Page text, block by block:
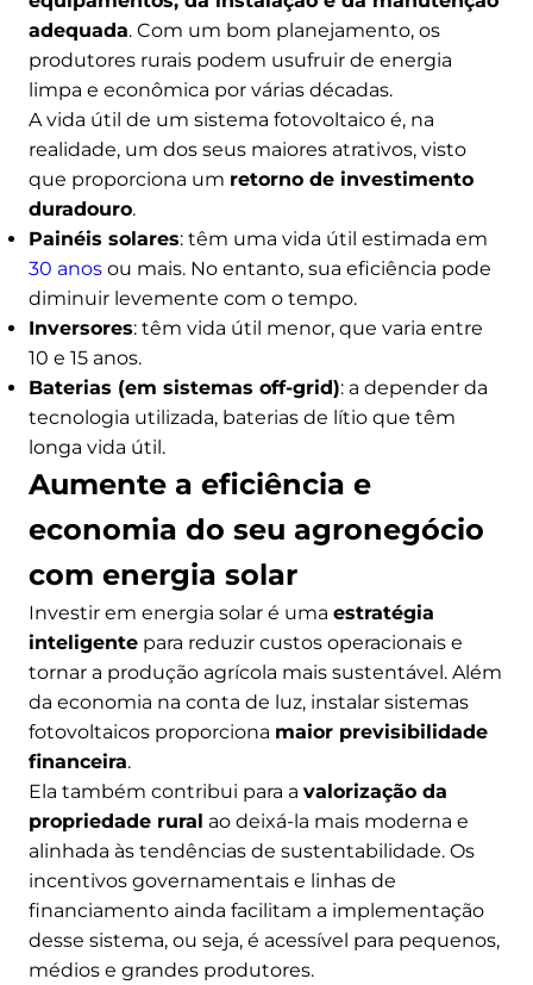
adequada. Com um bom planejamento, os
produtores rurais podem usufruir de energia
limpa e econômica por várias décadas.
A vida útil de um sistema fotovoltaico é, na
realidade, um dos seus maiores atrativos, visto
que proporciona um retorno de investimento
duradouro.
Painéis solares: têm uma vida útil estimada em
30 anos ou mais. No entanto, sua eficiência pode
diminuir levemente com o tempo.
Inversores: têm vida útil menor, que varia entre
10 e 15 anos.
Baterias (em sistemas off-grid): a depender da
tecnologia utilizada, baterias de lítio que têm
longa vida útil.
Aumente a eficiência e
economia do seu agronegócio
com energia solar
Investir em energia solar é uma estratégia
inteligente para reduzir custos operacionais e
tornar a produção agrícola mais sustentável. Além
da economia na conta de luz, instalar sistemas
fotovoltaicos proporciona maior previsibilidade
financeira.
Ela também contribui para a valorização da
propriedade rural ao deixá-la mais moderna e
alinhada às tendências de sustentabilidade. Os
incentivos governamentais e linhas de
financiamento ainda facilitam a implementação
desse sistema, ou seja, é acessível para pequenos,
médios e grandes produtores.